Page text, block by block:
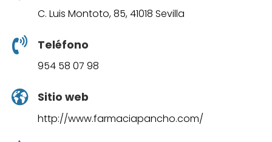
C. Luis Montoto, 85, 41018 Sevilla
Teléfono
954 58 07 98
Sitio web
http://www.farmaciapancho.com/